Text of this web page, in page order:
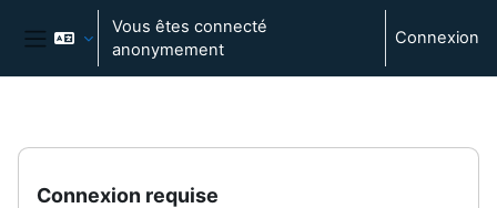
Passer au contenu principal
Panneau latéral
Vous êtes connecté
anonymement
Connexion
Connexion requise